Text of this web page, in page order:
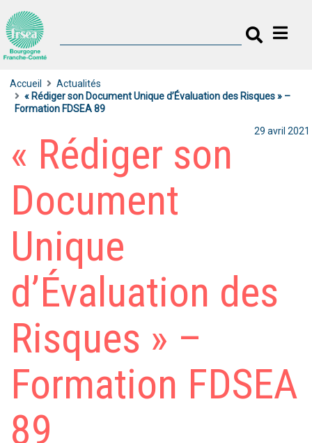
Accueil
Actualités
« Rédiger son Document Unique d’Évaluation des Risques » –
Formation FDSEA 89
« Rédiger son
Document
Unique
d’Évaluation des
Risques » –
Formation FDSEA
89
29 avril 2021